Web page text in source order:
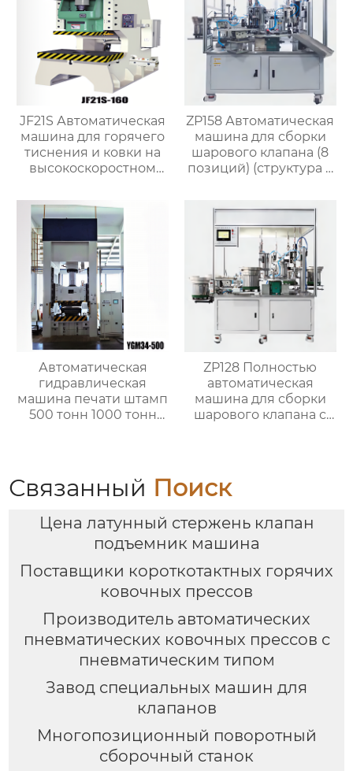
JF21S Автоматическая
машина для горячего
тиснения и ковки на
высокоскоростном
ZP158 Автоматическая
машина для сборки
шарового клапана (8
позиций) (структура с
Автоматическая
гидравлическая
машина печати штамп
500 тонн 1000 тонн
ZP128 Полностью
автоматическая
машина для сборки
шарового клапана с
Связанный Поиск
Цена латунный стержень клапан
подъемник машина
Поставщики короткотактных горячих
ковочных прессов
Производитель автоматических
пневматических ковочных прессов с
пневматическим типом
Завод специальных машин для
клапанов
Многопозиционный поворотный
сборочный станок